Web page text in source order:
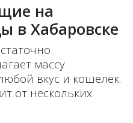
на
в Хабаровске
массу
вкус и кошелек.
от нескольких